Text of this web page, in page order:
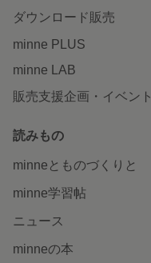
ダウンロード販売
minne PLUS
minne LAB
販売支援企画・イベント
読みもの
minneとものづくりと
minne学習帖
ニュース
minneの本